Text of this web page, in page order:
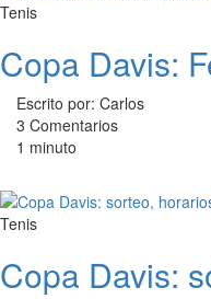
Tenis
Copa Davis:
Escrito por: Carlos
3 Comentarios
1 minuto
Tenis
Copa Davis: